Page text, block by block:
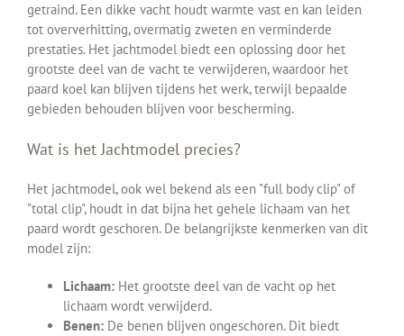
getraind. Een dikke vacht houdt warmte vast en kan leiden
tot oververhitting, overmatig zweten en verminderde
prestaties. Het jachtmodel biedt een oplossing door het
grootste deel van de vacht te verwijderen, waardoor het
paard koel kan blijven tijdens het werk, terwijl bepaalde
gebieden behouden blijven voor bescherming.
Wat is het Jachtmodel precies?
Het jachtmodel, ook wel bekend als een "full body clip" of
"total clip", houdt in dat bijna het gehele lichaam van het
paard wordt geschoren. De belangrijkste kenmerken van dit
model zijn:
Lichaam: Het grootste deel van de vacht op het
lichaam wordt verwijderd.
Benen: De benen blijven ongeschoren. Dit biedt